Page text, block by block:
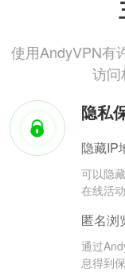
使用AndyVPN有
访
隐私
隐藏IP
可以隐
在线活动
匿名浏
通过
息得到保